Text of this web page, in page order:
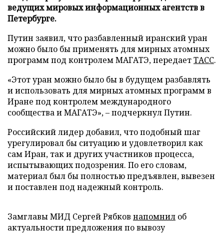
ведущих мировых информационных агентств в
Петербурге.
Путин заявил, что разбавленный иранский уран
можно было бы применять для мирных атомных
программ под контролем МАГАТЭ, передаетТАСС.
«Этот уран можно было бы в будущем разбавлять
и использовать для мирных атомных программ в
Иране под контролем международного
сообщества и МАГАТЭ», – подчеркнул Путин.
Российский лидер добавил, что подобный шаг
урегулировал бы ситуацию и удовлетворил как
сам Иран, так и других участников процесса,
испытывающих подозрения. По его словам,
материал был бы полностью предъявлен, вывезен
и поставлен под надежный контроль.
Замглавы МИД Сергей Рябков напомнил об
актуальности предложения по вывозу